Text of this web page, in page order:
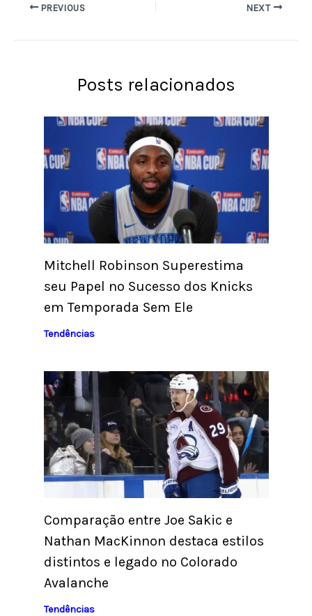
PREVIOUS NEXT
Posts relacionados
Mitchell Robinson Superestima
seu Papel no Sucesso dos Knicks
em Temporada Sem Ele
Tendências
Comparação entre Joe Sakic e
Nathan MacKinnon destaca estilos
distintos e legado no Colorado
Avalanche
Tendências